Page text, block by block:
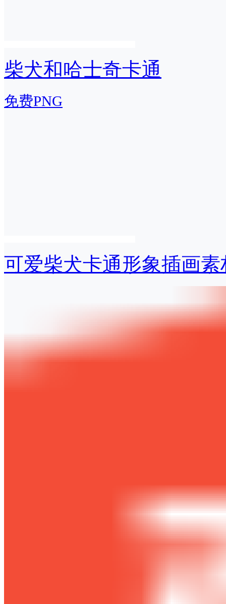
柴犬和哈士奇卡通
免费PNG
可爱柴犬卡通形象插画素